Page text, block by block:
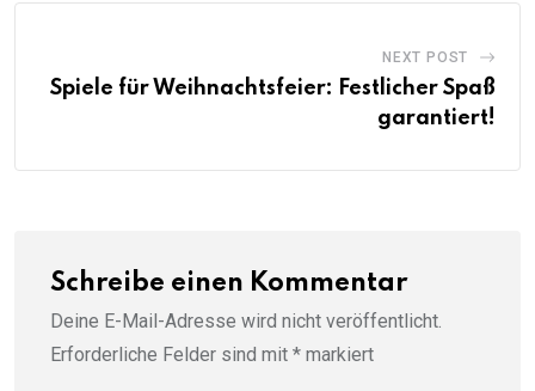
NEXT POST
Spiele für Weihnachtsfeier: Festlicher Spaß
garantiert!
Schreibe einen Kommentar
Deine E-Mail-Adresse wird nicht veröffentlicht.
Erforderliche Felder sind mit * markiert